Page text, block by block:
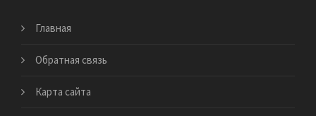
Главная
Обратная связь
Карта сайта